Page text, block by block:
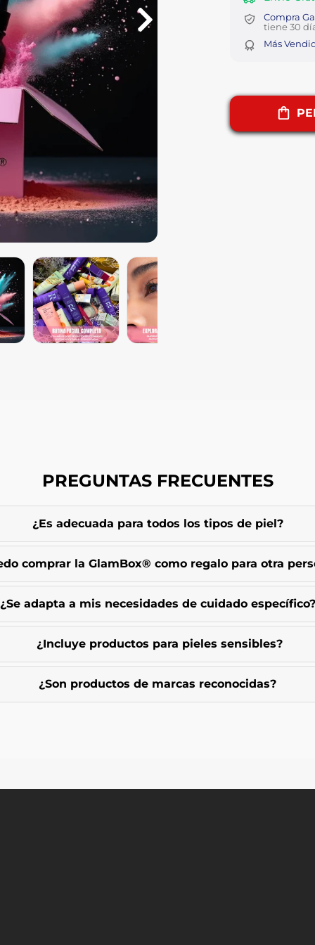
Compra
tiene 30
Más
PREGUNTAS FRECUENTES
¿Es adecuada para todos los tipos de piel?
comprar la GlamBox® como regalo para otra
¿Se adapta a mis necesidades de cuidado específico?
¿Incluye productos para pieles sensibles?
¿Son productos de marcas reconocidas?